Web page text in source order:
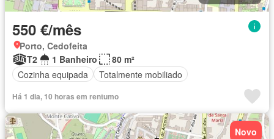
550 €/mês
Porto, Cedofeita
T2
1 Banheiro
80 m²
Cozinha equipada
Totalmente mobiliado
Há 1 dia, 10 horas em rentumo
Novo